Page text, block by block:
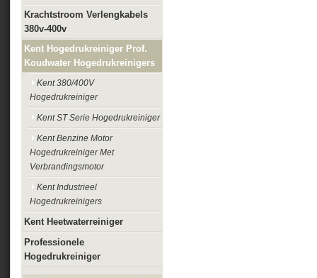
Krachtstroom Verlengkabels
380v-400v
Kent Hogedrukreiniger Prof.
Koudwater Hogedrukreinigers
Kent 380/400V
Hogedrukreiniger
Kent ST Serie Hogedrukreiniger
Kent Benzine Motor
Hogedrukreiniger Met
Verbrandingsmotor
Kent Industrieel
Hogedrukreinigers
Kent Heetwaterreiniger
Professionele
Hogedrukreiniger